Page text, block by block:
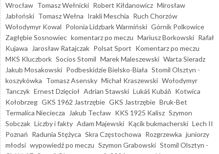
Wrocław Tomasz Wełnicki Robert Kiłdanowicz Mirosław
Jabłoński Tomasz Wełna Irakli Meschia Ruch Chorzów
Wołodymyr Kowal Polonia Lidzbark Warmiński Górnik Polkowice
Zagłębie Sosnowiec komentarz po meczu Mariusz Borkowski Rafał
Kujawa
Jarosław Ratajczak Polsat Sport Komentarz po meczu
MKS Kluczbork Socios Stomil Marek Maleszewski Warta Sieradz
Jakub Mosakowski Podbeskidzie Bielsko-Biała Stomil Olsztyn -
koszykówka Tomasz Asensky Michał Kraszewski Wołodymyr
Tanczyk Ernest Dzięcioł Adrian Stawski Lukáš Kubáň Kotwica
Kołobrzeg GKS 1962 Jastrzębie GKS Jastrzębie Bruk-Bet
Termalica Nieciecza
Jakub Tecław KKS 1925 Kalisz Szymon
Sobczak Liczby i fakty Adam Majewski Kącik bukmacherski Lech II
Poznań Radunia Stężyca Skra Częstochowa Rozgrzewka juniorzy
młodsi wypowiedź po meczu Szymon Grabowski Stomil Olsztyn -